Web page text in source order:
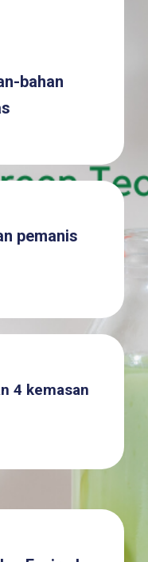
bahan
pemanis
4 kemasan